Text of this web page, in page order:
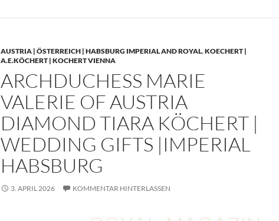
AUSTRIA | ÖSTERREICH | HABSBURG IMPERIAL AND ROYAL,KOECHERT |
A.E.KÖCHERT | KOCHERT VIENNA
ARCHDUCHESS MARIE
VALERIE OF AUSTRIA
DIAMOND TIARA KÖCHERT |
WEDDING GIFTS |IMPERIAL
HABSBURG
3. APRIL 2026 KOMMENTAR HINTERLASSEN